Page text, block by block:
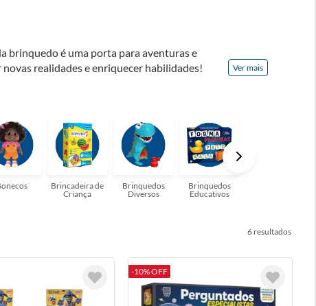
brinquedo é uma porta para aventuras e
realidades e enriquecer habilidades!
Ver mais
Brincadeira de
Criança
Brinquedos
Diversos
Brinquedos
Educativos
6
-10% OFF